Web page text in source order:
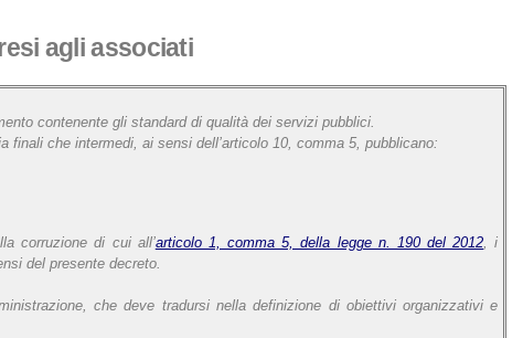
agli associati
contenente gli standard di qualità dei servizi pubblici.
che intermedi, ai sensi dell’articolo 10, comma 5, pubblicano:
corruzione di cui all’articolo 1, comma 5, della legge n. 190 del 2012, i
del presente decreto.
che deve tradursi nella definizione di obiettivi organizzativi e